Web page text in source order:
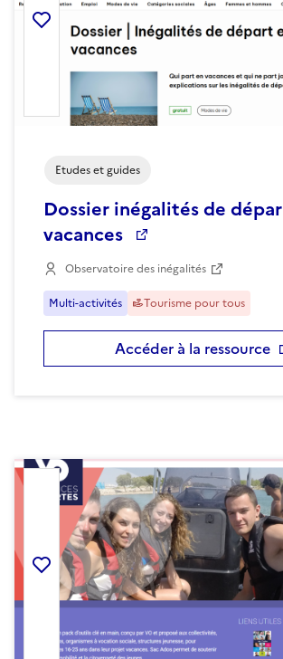
Etudes et guides
Dossier inégalités de
vacances
Observatoire des inégalités
Multi-activités Tourisme pour tous
Accéder à la ressource
Ajouter la ressource aux favoris
Ajouter la ressource aux favoris